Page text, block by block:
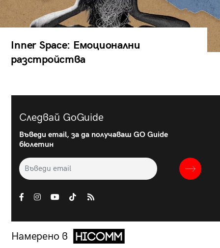
Inner Space: Емоционални
разстройства
Следвай GoGuide
Въведи email, за да получаваш GO Guide
бюлетин
Намерено в